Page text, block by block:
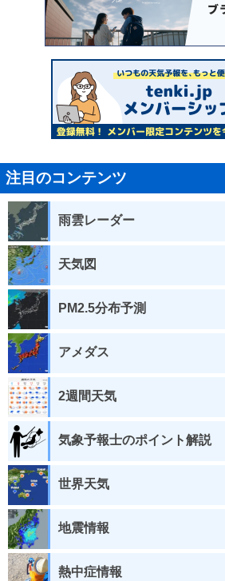
注目のコンテンツ
雨雲レーダー
天気図
PM2.5分布予測
アメダス
2週間天気
気象予報士のポイント解説
世界天気
地震情報
熱中症情報